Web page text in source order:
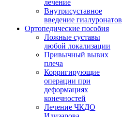
лечение
Внутрисуставное
введение гиалуронатов
Ортопедические пособия
Ложные суставы
любой локализации
Привычный вывих
плеча
Корригирующие
операции при
деформациях
конечностей
Лечение ЧКДО